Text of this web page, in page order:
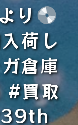
り
荷し
倉庫
#買取